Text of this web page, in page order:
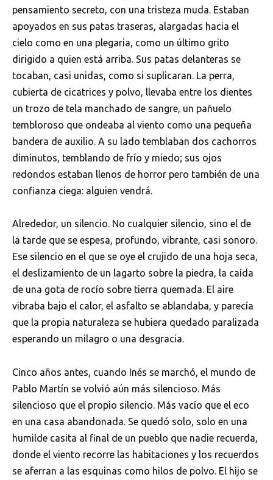
pensamiento secreto, con una tristeza muda. Estaban
apoyados en sus patas traseras, alargadas hacia el
cielo como en una plegaria, como un último grito
dirigido a quien está arriba. Sus patas delanteras se
tocaban, casi unidas, como si suplicaran. La perra,
cubierta de cicatrices y polvo, llevaba entre los dientes
un trozo de tela manchado de sangre, un pañuelo
tembloroso que ondeaba al viento como una pequeña
bandera de auxilio. A su lado temblaban dos cachorros
diminutos, temblando de frío y miedo; sus ojos
redondos estaban llenos de horror pero también de una
confianza ciega: alguien vendrá.
Alrededor, un silencio. No cualquier silencio, sino el de
la tarde que se espesa, profundo, vibrante, casi sonoro.
Ese silencio en el que se oye el crujido de una hoja seca,
el deslizamiento de un lagarto sobre la piedra, la caída
de una gota de rocío sobre tierra quemada. El aire
vibraba bajo el calor, el asfalto se ablandaba, y parecía
que la propia naturaleza se hubiera quedado paralizada
esperando un milagro o una desgracia.
Cinco años antes, cuando Inés se marchó, el mundo de
Pablo Martín se volvió aún más silencioso. Más
silencioso que el propio silencio. Más vacío que el eco
en una casa abandonada. Se quedó solo, solo en una
humilde casita al final de un pueblo que nadie recuerda,
donde el viento recorre las habitaciones y los recuerdos
se aferran a las esquinas como hilos de polvo. El hijo se